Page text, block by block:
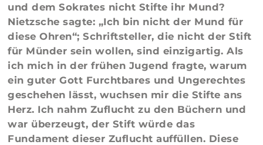
und dem Sokrates nicht Stifte ihr Mund?
Nietzsche sagte: „Ich bin nicht der Mund für
diese Ohren“; Schriftsteller, die nicht der Stift
für Münder sein wollen, sind einzigartig. Als
ich mich in der frühen Jugend fragte, warum
ein guter Gott Furchtbares und Ungerechtes
geschehen lässt, wuchsen mir die Stifte ans
Herz. Ich nahm Zuflucht zu den Büchern und
war überzeugt, der Stift würde das
Fundament dieser Zuflucht auffüllen. Diese